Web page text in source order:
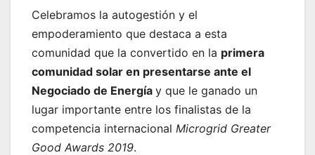
Celebramos la autogestión y el
empoderamiento que destaca a esta
comunidad que la convertido en la primera
comunidad solar en presentarse ante el
Negociado de Energía y que le ganado un
lugar importante entre los finalistas de la
competencia internacional Microgrid Greater
Good Awards 2019.